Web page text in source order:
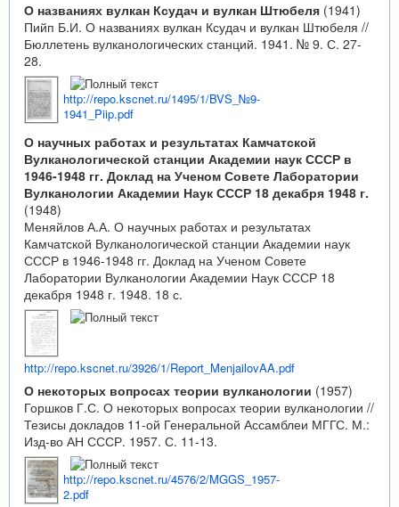
О названиях вулкан Ксудач и вулкан Штюбеля (1941)
Пийп Б.И. О названиях вулкан Ксудач и вулкан Штюбеля //
Бюллетень вулканологических станций. 1941. № 9. С. 27-
28.
http://repo.kscnet.ru/1495/1/BVS_№9-
1941_Piip.pdf
О научных работах и результатах Камчатской
Вулканологической станции Академии наук СССР в
1946-1948 гг. Доклад на Ученом Совете Лаборатории
Вулканологии Академии Наук СССР 18 декабря 1948 г.
(1948)
Меняйлов А.А. О научных работах и результатах
Камчатской Вулканологической станции Академии наук
СССР в 1946-1948 гг. Доклад на Ученом Совете
Лаборатории Вулканологии Академии Наук СССР 18
декабря 1948 г. 1948. 18 с.
http://repo.kscnet.ru/3926/1/Report_MenjailovAA.pdf
О некоторых вопросах теории вулканологии (1957)
Горшков Г.С. О некоторых вопросах теории вулканологии //
Тезисы докладов 11-ой Генеральной Ассамблеи МГГС. М.:
Изд-во АН СССР. 1957. С. 11-13.
http://repo.kscnet.ru/4576/2/MGGS_1957-
2.pdf